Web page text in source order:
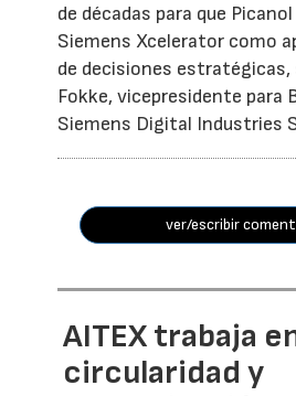
de décadas para que
Siemens Xcelerator como
de decisiones estratégicas,
Fokke, vicepresidente para
Siemens Digital Industries
ver/escribir
AITEX trabaja
circularidad y